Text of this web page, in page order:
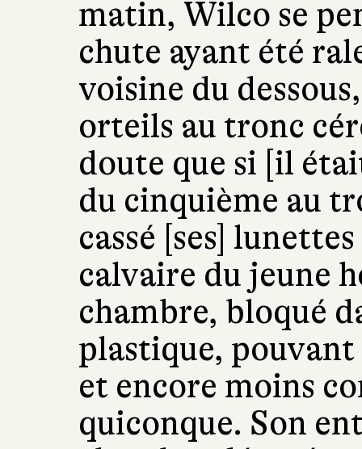
matin, Wilco se
chute ayant été
voisine du
orteils au tronc
doute que si [il
du cinquième au
cassé [ses]
calvaire du jeune
chambre, bloqué
plastique,
et encore moins
quiconque. Son